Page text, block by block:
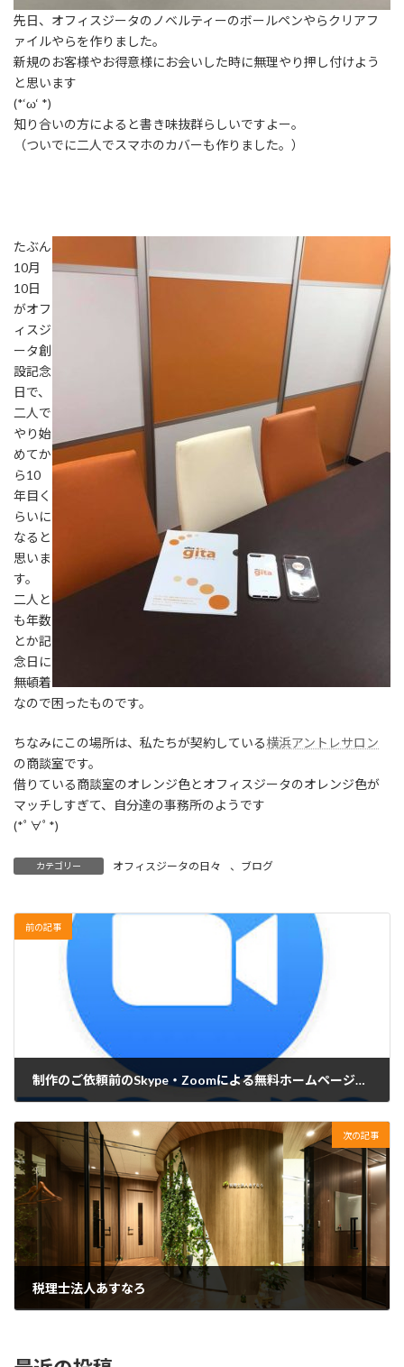
先日、オフィスジータのノベルティーのボールペンやらクリアフ
ァイルやらを作りました。
新規のお客様やお得意様にお会いした時に無理やり押し付けよう
と思います
(*‘ω‘ *)
知り合いの方によると書き味抜群らしいですよー。
（ついでに二人でスマホのカバーも作りました。 ）
たぶん
10月
10日
がオフ
ィスジ
ータ創
設記念
日で、
二人で
やり始
めてか
ら10
年目く
らいに
なると
思いま
す。
二人と
も年数
とか記
念日に
無頓着
なので困ったものです。
ちなみにこの場所は、私たちが契約している横浜アントレサロン
の商談室です。
借りている商談室のオレンジ色とオフィスジータのオレンジ色が
マッチしすぎて、自分達の事務所のようです
(*ﾟ∀ﾟ *)
カテゴリー オフィスジータの日々 、 ブログ
前の記事
制作のご依頼前のSkype・Zoomによる無料ホームページ相談
次の記事
税理士法人あすなろ